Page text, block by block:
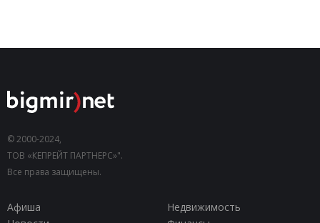
© 2000-2024,
ТОВ «КЕПРЕЙТ ПАРТНЕРС»".
Все права защищены.
Афиша
Недвижимость